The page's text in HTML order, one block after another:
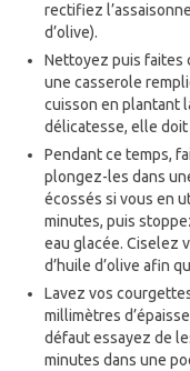
rectifiez
d’olive).
Nettoyez puis faites
une casserole
cuisson en plantant
délicatesse, elle
Pendant ce temps,
plongez-les dans
écossés si vous en
minutes, puis
eau glacée. Ciselez
d’huile d’olive afin
Lavez vos
millimètres
défaut essayez de
minutes dans une